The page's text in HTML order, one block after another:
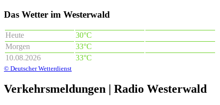
Das Wetter im Westerwald
Heute
30°C
Morgen
33°C
10.08.2026
33°C
© Deutscher Wetterdienst
Verkehrsmeldungen | Radio Westerwald